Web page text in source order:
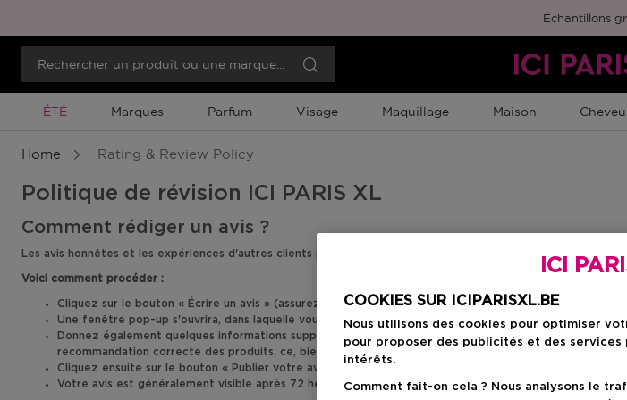
Échantillons
Promotion À Durée Limitée
ÉTÉ Marques Parfum Visage Maquillage Maison
Home Rating & Review Policy
Politique de révision ICI PARIS XL
Comment rédiger un avis ?
Les avis honnêtes et les expériences d'autres clients peuvent vous aider à faire le bon choix. Vous pouvez
Voici comment procéder :
Cliquez sur le bouton « Écrire un avis » (assurez-vous d'être connecté).
Une fenêtre pop-up s'ouvrira, dans laquelle vous pourrez saisir votre note, le texte de l'évaluation
Donnez également quelques informations supplémentaires à votre sujet en indiquant votre âge,
recommandation correcte des produits, ce, bien sûr sans obligation.
Cliquez ensuite sur le bouton « Publier votre avis ».
Votre avis est généralement visible après 72 heures.
ICI
COOKIES SUR ICIPARISXL.BE
Nous utilisons des cookies pour optimiser
pour proposer des publicités et des services
intérêts.
Comment fait-on cela ? Nous analysons le